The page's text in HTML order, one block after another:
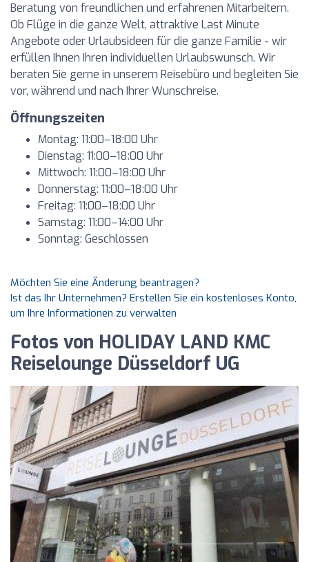
Beratung von freundlichen und erfahrenen Mitarbeitern.
Ob Flüge in die ganze Welt, attraktive Last Minute
Angebote oder Urlaubsideen für die ganze Familie - wir
erfüllen Ihnen Ihren individuellen Urlaubswunsch. Wir
beraten Sie gerne in unserem Reisebüro und begleiten Sie
vor, während und nach Ihrer Wunschreise.
Öffnungszeiten
Montag: 11:00–18:00 Uhr
Dienstag: 11:00–18:00 Uhr
Mittwoch: 11:00–18:00 Uhr
Donnerstag: 11:00–18:00 Uhr
Freitag: 11:00–18:00 Uhr
Samstag: 11:00–14:00 Uhr
Sonntag: Geschlossen
Möchten Sie eine Änderung beantragen?
Ist das Ihr Unternehmen? Erstellen Sie ein kostenloses Konto,
um Ihre Informationen zu verwalten
Fotos von HOLIDAY LAND KMC
Reiselounge Düsseldorf UG